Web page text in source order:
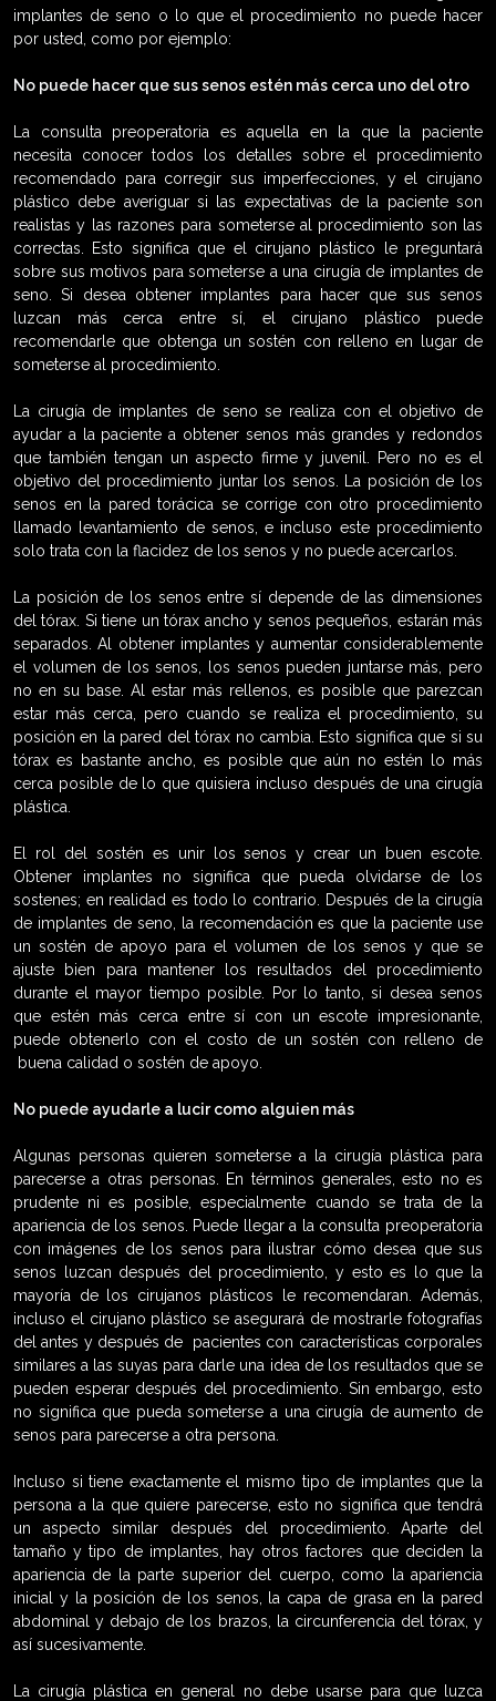
implantes de seno o lo que el procedimiento no puede hacer
por usted, como por ejemplo:
No puede hacer que sus senos estén más cerca uno del otro
La consulta preoperatoria es aquella en la que la paciente
necesita conocer todos los detalles sobre el procedimiento
recomendado para corregir sus imperfecciones, y el cirujano
plástico debe averiguar si las expectativas de la paciente son
realistas y las razones para someterse al procedimiento son las
correctas. Esto significa que el cirujano plástico le preguntará
sobre sus motivos para someterse a una cirugía de implantes de
seno. Si desea obtener implantes para hacer que sus senos
luzcan más cerca entre sí, el cirujano plástico puede
recomendarle que obtenga un sostén con relleno en lugar de
someterse al procedimiento.
La cirugía de implantes de seno se realiza con el objetivo de
ayudar a la paciente a obtener senos más grandes y redondos
que también tengan un aspecto firme y juvenil. Pero no es el
objetivo del procedimiento juntar los senos. La posición de los
senos en la pared torácica se corrige con otro procedimiento
llamado levantamiento de senos, e incluso este procedimiento
solo trata con la flacidez de los senos y no puede acercarlos.
La posición de los senos entre sí depende de las dimensiones
del tórax. Si tiene un tórax ancho y senos pequeños, estarán más
separados. Al obtener implantes y aumentar considerablemente
el volumen de los senos, los senos pueden juntarse más, pero
no en su base. Al estar más rellenos, es posible que parezcan
estar más cerca, pero cuando se realiza el procedimiento, su
posición en la pared del tórax no cambia. Esto significa que si su
tórax es bastante ancho, es posible que aún no estén lo más
cerca posible de lo que quisiera incluso después de una cirugía
plástica.
El rol del sostén es unir los senos y crear un buen escote.
Obtener implantes no significa que pueda olvidarse de los
sostenes; en realidad es todo lo contrario. Después de la cirugía
de implantes de seno, la recomendación es que la paciente use
un sostén de apoyo para el volumen de los senos y que se
ajuste bien para mantener los resultados del procedimiento
durante el mayor tiempo posible. Por lo tanto, si desea senos
que estén más cerca entre sí con un escote impresionante,
puede obtenerlo con el costo de un sostén con relleno de
buena calidad o sostén de apoyo.
No puede ayudarle a lucir como alguien más
Algunas personas quieren someterse a la cirugía plástica para
parecerse a otras personas. En términos generales, esto no es
prudente ni es posible, especialmente cuando se trata de la
apariencia de los senos. Puede llegar a la consulta preoperatoria
con imágenes de los senos para ilustrar cómo desea que sus
senos luzcan después del procedimiento, y esto es lo que la
mayoría de los cirujanos plásticos le recomendaran. Además,
incluso el cirujano plástico se asegurará de mostrarle fotografías
del antes y después de pacientes con características corporales
similares a las suyas para darle una idea de los resultados que se
pueden esperar después del procedimiento. Sin embargo, esto
no significa que pueda someterse a una cirugía de aumento de
senos para parecerse a otra persona.
Incluso si tiene exactamente el mismo tipo de implantes que la
persona a la que quiere parecerse, esto no significa que tendrá
un aspecto similar después del procedimiento. Aparte del
tamaño y tipo de implantes, hay otros factores que deciden la
apariencia de la parte superior del cuerpo, como la apariencia
inicial y la posición de los senos, la capa de grasa en la pared
abdominal y debajo de los brazos, la circunferencia del tórax, y
así sucesivamente.
La cirugía plástica en general no debe usarse para que luzca